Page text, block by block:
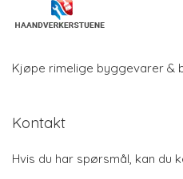
Kjøpe rimelige byggevarer &
Kontakt
Hvis du har spørsmål, kan du